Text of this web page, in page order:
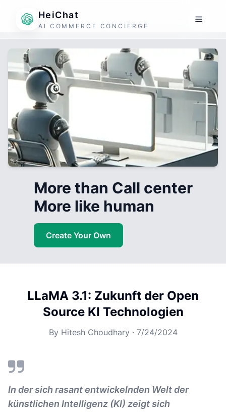
HeiChat
AI COMMERCE CONCIERGE
More than Call center
More like human
Create Your Own
LLaMA 3.1: Zukunft der Open
Source KI Technologien
By Hitesh Choudhary · 7/24/2024
In der sich rasant entwickelnden Welt der
künstlichen Intelligenz (KI) zeigt sich